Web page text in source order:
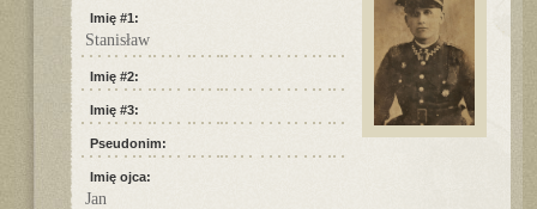
Imię #1:
Stanisław
Imię #2:
Imię #3:
Pseudonim:
Imię ojca:
Jan